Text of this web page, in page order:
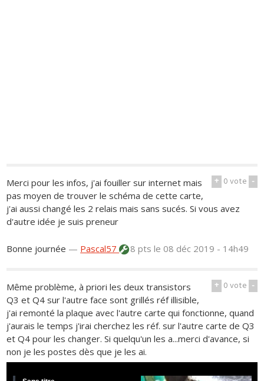
+ 0vote -
Merci pour les infos, j'ai fouiller sur internet mais
pas moyen de trouver le schéma de cette carte,
j'ai aussi changé les 2 relais mais sans sucés. Si vous avez
d'autre idée je suis preneur
Bonne journée — Pascal57 8 ptsle 08 déc 2019 - 14h49
+ 0vote -
Même problème, à priori les deux transistors
Q3 et Q4 sur l'autre face sont grillés réf illisible,
j'ai remonté la plaque avec l'autre carte qui fonctionne, quand
j'aurais le temps j'irai cherchez les réf. sur l'autre carte de Q3
et Q4 pour les changer. Si quelqu'un les a...merci d'avance, si
non je les postes dès que je les ai.